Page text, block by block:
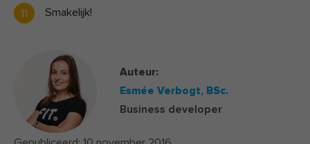
Smakelijk!
Auteur:
Esmée Verbogt, BSc.
Business developer